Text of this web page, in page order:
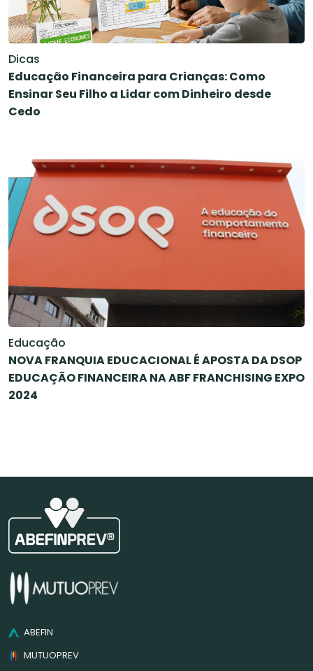
Dicas
Educação Financeira para Crianças: Como
Ensinar Seu Filho a Lidar com Dinheiro desde
Cedo
Educação
NOVA FRANQUIA EDUCACIONAL É APOSTA DA DSOP
EDUCAÇÃO FINANCEIRA NA ABF FRANCHISING EXPO
2024
ABEFIN
MUTUOPREV